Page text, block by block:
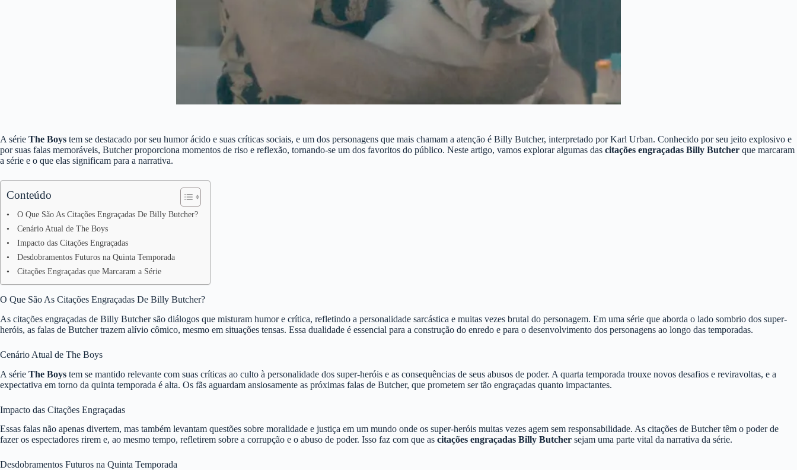
A série The Boys tem se destacado por seu humor ácido e suas críticas sociais, e um dos personagens que mais chamam a atenção é Billy Butcher, interpretado por Karl Urban. Conhecido por seu jeito explosivo e
por suas falas memoráveis, Butcher proporciona momentos de riso e reflexão, tornando-se um dos favoritos do público. Neste artigo, vamos explorar algumas das citações engraçadas Billy Butcher que marcaram
a série e o que elas significam para a narrativa.
Conteúdo
O Que São As Citações Engraçadas De Billy Butcher?
Cenário Atual de The Boys
Impacto das Citações Engraçadas
Desdobramentos Futuros na Quinta Temporada
Citações Engraçadas que Marcaram a Série
O Que São As Citações Engraçadas De Billy Butcher?
As citações engraçadas de Billy Butcher são diálogos que misturam humor e crítica, refletindo a personalidade sarcástica e muitas vezes brutal do personagem. Em uma série que aborda o lado sombrio dos super-
heróis, as falas de Butcher trazem alívio cômico, mesmo em situações tensas. Essa dualidade é essencial para a construção do enredo e para o desenvolvimento dos personagens ao longo das temporadas.
Cenário Atual de The Boys
A série The Boys tem se mantido relevante com suas críticas ao culto à personalidade dos super-heróis e as consequências de seus abusos de poder. A quarta temporada trouxe novos desafios e reviravoltas, e a
expectativa em torno da quinta temporada é alta. Os fãs aguardam ansiosamente as próximas falas de Butcher, que prometem ser tão engraçadas quanto impactantes.
Impacto das Citações Engraçadas
Essas falas não apenas divertem, mas também levantam questões sobre moralidade e justiça em um mundo onde os super-heróis muitas vezes agem sem responsabilidade. As citações de Butcher têm o poder de
fazer os espectadores rirem e, ao mesmo tempo, refletirem sobre a corrupção e o abuso de poder. Isso faz com que as citações engraçadas Billy Butcher sejam uma parte vital da narrativa da série.
Desdobramentos Futuros na Quinta Temporada